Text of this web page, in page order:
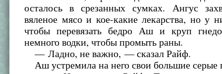
осталось в срезанных сумках. Ангус
вяленое мясо и кое-какие лекарства, но у
чтобы перевязать бедро Аш и круп
немного водки, чтобы промыть раны.
— Ладно, не важно, — сказал Райф.
Аш устремила на него свои большие серые